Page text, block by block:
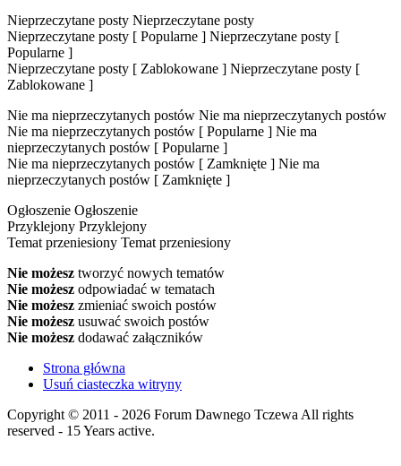
Nieprzeczytane posty Nieprzeczytane posty
Nieprzeczytane posty [ Popularne ] Nieprzeczytane posty [
Popularne ]
Nieprzeczytane posty [ Zablokowane ] Nieprzeczytane posty [
Zablokowane ]
Nie ma nieprzeczytanych postów Nie ma nieprzeczytanych postów
Nie ma nieprzeczytanych postów [ Popularne ] Nie ma
nieprzeczytanych postów [ Popularne ]
Nie ma nieprzeczytanych postów [ Zamknięte ] Nie ma
nieprzeczytanych postów [ Zamknięte ]
Ogłoszenie Ogłoszenie
Przyklejony Przyklejony
Temat przeniesiony Temat przeniesiony
Nie możesz tworzyć nowych tematów
Nie możesz odpowiadać w tematach
Nie możesz zmieniać swoich postów
Nie możesz usuwać swoich postów
Nie możesz dodawać załączników
Strona główna
Usuń ciasteczka witryny
Copyright © 2011 - 2026 Forum Dawnego Tczewa All rights
reserved - 15 Years active.